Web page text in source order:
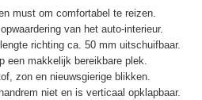
must om comfortabel te reizen.
van het auto-interieur.
richting ca. 50 mm uitschuifbaar.
een makkelijk bereikbare plek.
zon en nieuwsgierige blikken.
niet en is verticaal opklapbaar.